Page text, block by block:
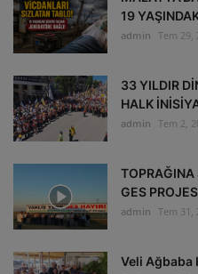
19
admin Tem 29,
33 YILDIR
HALK
admin Tem 2,
TOPRAĞINA
GES
admin Tem 31,
Veli Ağbaba